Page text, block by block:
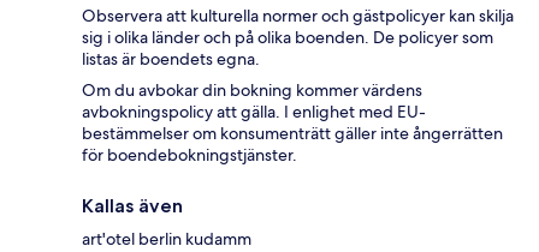
Observera att kulturella normer och gästpolicyer kan skilja
sig i olika länder och på olika boenden. De policyer som
listas är boendets egna.
Om du avbokar din bokning kommer värdens
avbokningspolicy att gälla. I enlighet med EU-
bestämmelser om konsumenträtt gäller inte ångerrätten
för boendebokningstjänster.
Kallas även
art'otel berlin kudamm